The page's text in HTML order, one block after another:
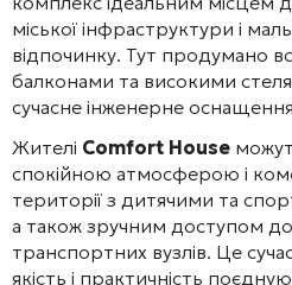
міської інфраструктури і
відпочинку. Тут продумано
балконами та високими
сучасне інженерне
Жителі Comfort House
спокійною атмосферою і
території з дитячими та
а також зручним доступом до
транспортних вузлів. Це
якість і практичність